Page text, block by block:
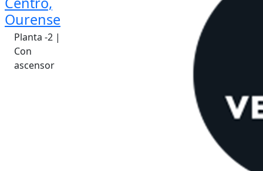
Ourense
Planta -2 |
Con
ascensor